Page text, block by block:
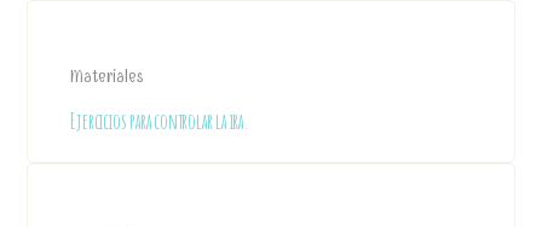
Materiales
Ejercicios para controlar la ira.